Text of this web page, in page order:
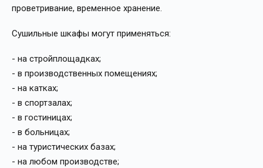
проветривание, временное хранение.
Сушильные шкафы могут применяться:
- на стройплощадках;
- в производственных помещениях;
- на катках;
- в спортзалах;
- в гостиницах;
- в больницах;
- на туристических базах;
- на любом производстве;